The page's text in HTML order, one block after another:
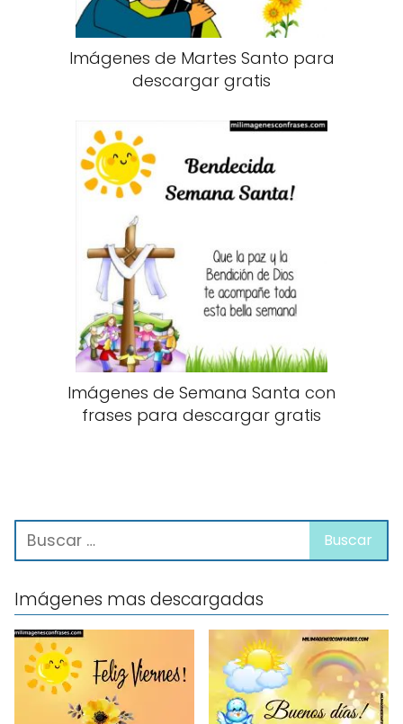
Imágenes de Martes Santo para
descargar gratis
Imágenes de Semana Santa con
frases para descargar gratis
Imágenes mas descargadas